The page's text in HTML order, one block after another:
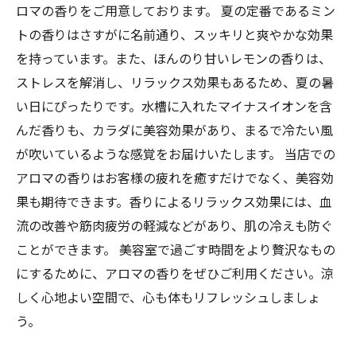
ロマの香りをご用意しております。 夏の定番であるミン
トの香りはさすがに名前通り、スッキリと爽やかな効果
を持っています。また、ほんのり甘いレモンの香りは、
ストレスを解消し、リラックス効果もあるため、夏の暑
い日にぴったりです。水槽に入れたマイナスイオンを含
んだ香りも、カラダに美容効果があり、まるで冷たい風
が吹いているような感覚をお届けいたします。 当店での
アロマの香りはお客様の疲れを癒すだけでなく、美容効
果も期待できます。香りによるリラックス効果には、血
流の改善や筋肉疲労の軽減などがあり、肌の冷えも防ぐ
ことができます。 美容室で過ごす時間をより贅沢なもの
にするために、アロマの香りをぜひご利用ください。涼
しく心地よい空間で、心も体もリフレッシュしましょ
う。